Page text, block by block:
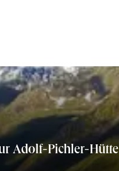
Adolf-Pichler-Hütte